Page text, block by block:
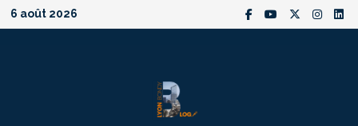
Passer
au
6 août 2026